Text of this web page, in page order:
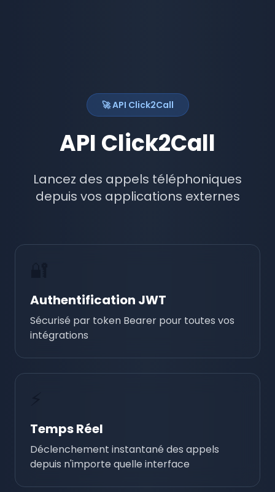
🚀 API Click2Call
API Click2Call
Lancez des appels téléphoniques
depuis vos applications externes
Authentification JWT
Sécurisé par token Bearer pour toutes vos
intégrations
Temps Réel
Déclenchement instantané des appels
depuis n'importe quelle interface